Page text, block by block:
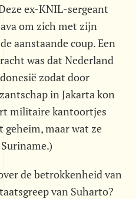
ex-KNIL-sergeant
om zich met zijn
aanstaande coup. Een
was dat Nederland
zodat door
in Jakarta kon
militaire kantoortjes
maar wat ze
de betrokkenheid van
van Suharto?